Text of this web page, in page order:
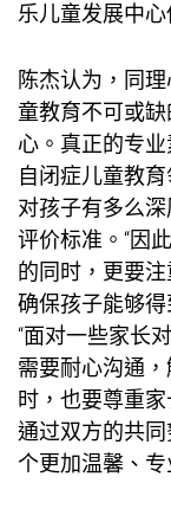
乐儿童发展中心
陈杰认为，同
童教育不可或
心。真正的专
自闭症儿童教
对孩子有多么
评价标准。“因
的同时，更要
确保孩子能够得
“面对一些家长
需要耐心沟通
时，也要尊重
通过双方的共
个更加温馨、专